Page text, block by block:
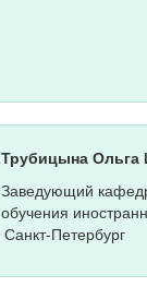
Трубицына Ольга
Заведующий
обучения
Петербург